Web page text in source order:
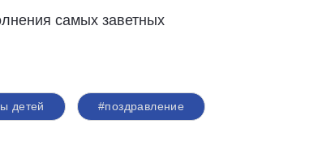
самых заветных
детей #поздравление